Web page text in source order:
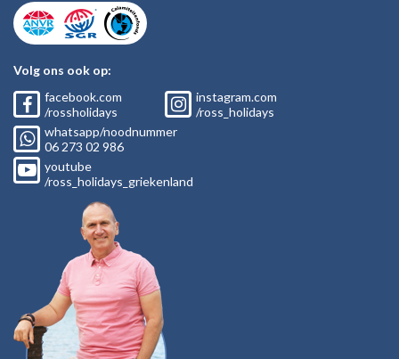
Volg ons ook op:
facebook.com
/rossholidays
instagram.com
/ross_holidays
whatsapp/noodnummer
06 273 02 986
youtube
/ross_holidays_griekenland